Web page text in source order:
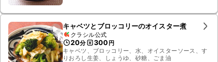
キャベツとブロッコリーのオイスター煮
クラシル公式
20分 300 円
キャベツ、ブロッコリー、水、オイスターソース、す
りおろし生姜、しょうゆ、砂糖、ごま油